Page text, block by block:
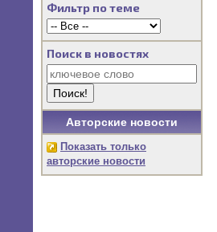
Фильтр по теме
Поиск в новостях
Авторские новости
Показать только
авторские новости